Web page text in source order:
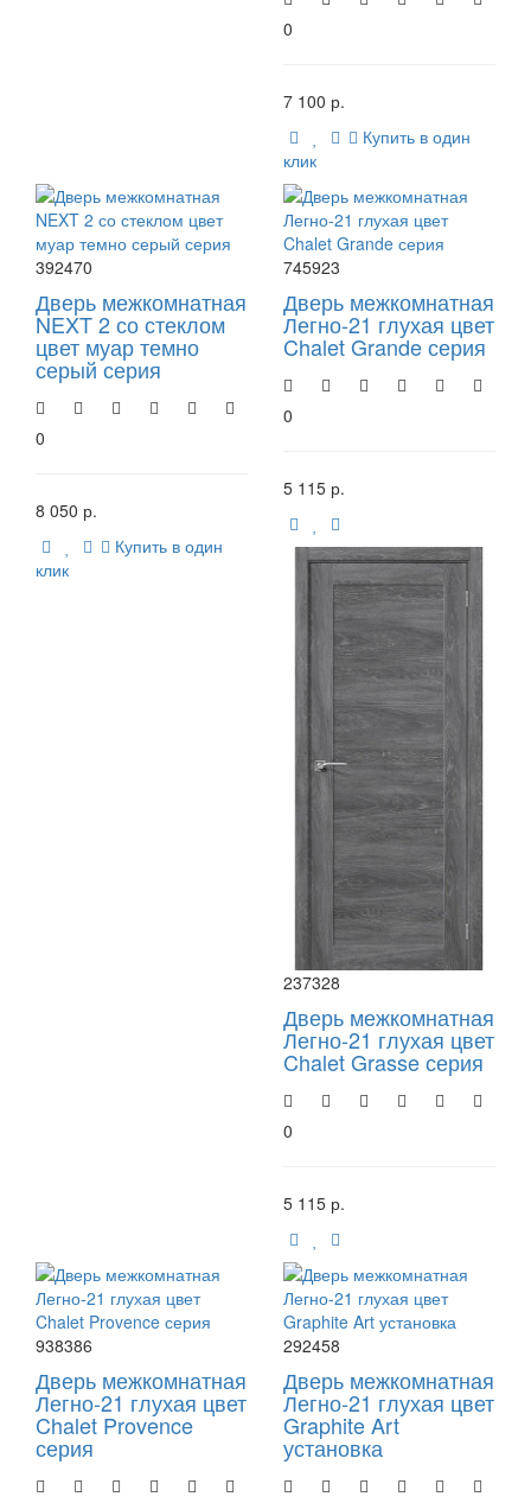
0
7 100 р.
Купить в один
клик
392470
Дверь межкомнатная
NEXT 2 со стеклом
цвет муар темно
серый серия
0
8 050 р.
Купить в один
клик
745923
Дверь межкомнатная
Легно-21 глухая цвет
Chalet Grande серия
0
5 115 р.
237328
Дверь межкомнатная
Легно-21 глухая цвет
Chalet Grasse серия
0
5 115 р.
938386
Дверь межкомнатная
Легно-21 глухая цвет
Chalet Provence
серия
292458
Дверь межкомнатная
Легно-21 глухая цвет
Graphite Art
установка